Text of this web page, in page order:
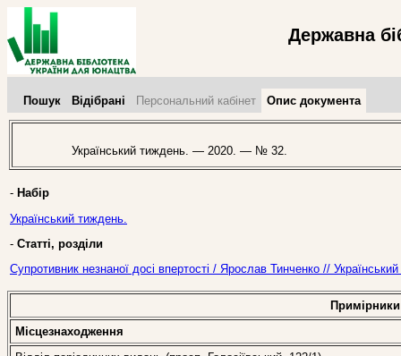
Державна
Пошук Відібрані Персональний кабінет Опис документа
Український тиждень. — 2020. — № 32.
- Набір
Український тиждень.
- Статті, розділи
Супротивник незнаної досі впертості / Ярослав Тинченко //
Примірники
Місцезнаходження